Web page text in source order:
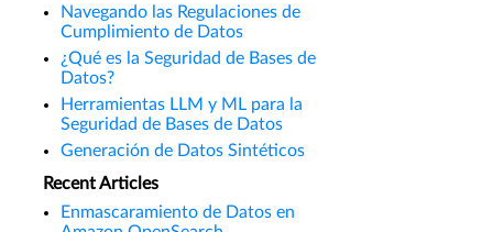
Navegando las Regulaciones de
Cumplimiento de Datos
¿Qué es la Seguridad de Bases de
Datos?
Herramientas LLM y ML para la
Seguridad de Bases de Datos
Generación de Datos Sintéticos
Recent Articles
Enmascaramiento de Datos en